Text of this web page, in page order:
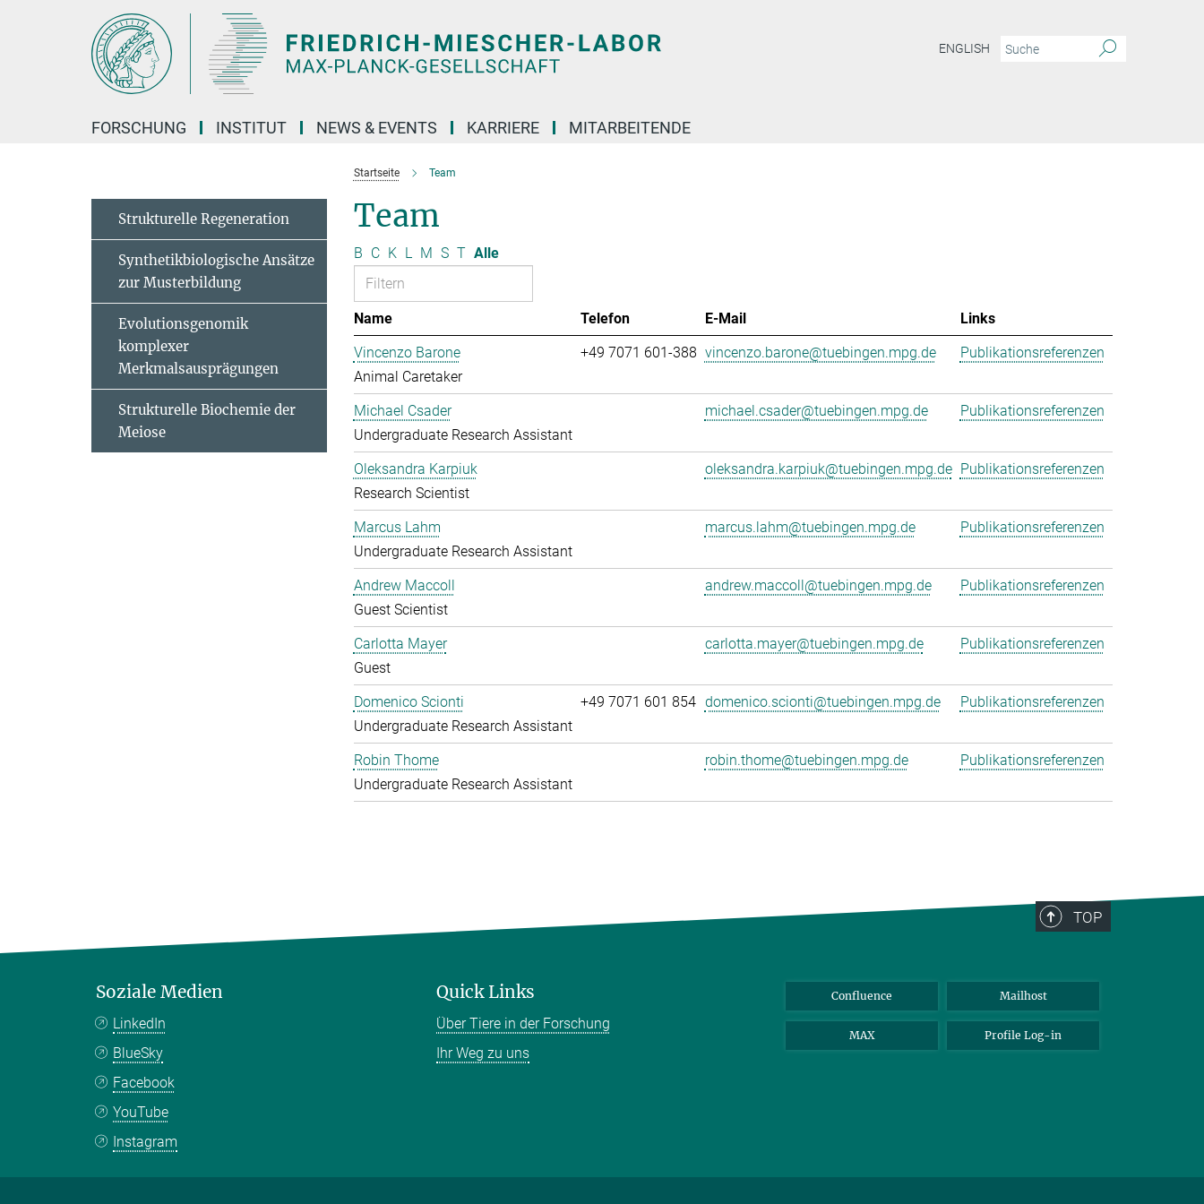
ENGLISH
FORSCHUNG INSTITUT NEWS & EVENTS KARRIERE MITARBEITENDE
Startseite Team
Team
B C K L M S T Alle
Name Telefon E-Mail
Links
Vincenzo Barone
Animal Caretaker
+49 7071 601-388 vincenzo.barone@tuebingen.mpg.de Publikationsreferenzen
Michael Csader
Undergraduate Research Assistant
michael.csader@tuebingen.mpg.de Publikationsreferenzen
Oleksandra Karpiuk
Research Scientist
oleksandra.karpiuk@tuebingen.mpg.de Publikationsreferenzen
Marcus Lahm
Undergraduate Research Assistant
marcus.lahm@tuebingen.mpg.de Publikationsreferenzen
Andrew Maccoll
Guest Scientist
andrew.maccoll@tuebingen.mpg.de Publikationsreferenzen
Carlotta Mayer
Guest
carlotta.mayer@tuebingen.mpg.de Publikationsreferenzen
Domenico Scionti
Undergraduate Research Assistant
+49 7071 601 854 domenico.scionti@tuebingen.mpg.de Publikationsreferenzen
Robin Thome
Undergraduate Research Assistant
robin.thome@tuebingen.mpg.de Publikationsreferenzen
Strukturelle Regeneration
Synthetikbiologische Ansätze
zur Musterbildung
Evolutionsgenomik
komplexer
Merkmalsausprägungen
Strukturelle Biochemie der
Meiose
TOP
Soziale Medien
LinkedIn
BlueSky
Facebook
YouTube
Instagram
Quick Links
Über Tiere in der Forschung
Ihr Weg zu uns
Confluence Mailhost
MAX Profile Log-in